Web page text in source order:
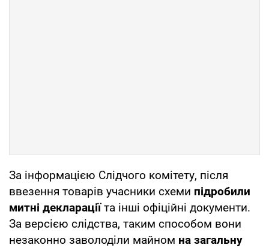
За інформацією Слідчого комітету, після
ввезення товарів учасники схеми підробили
митні деклараціїта інші офіційні документи.
За версією слідства, таким способом вони
незаконно заволоділи майном на загальну